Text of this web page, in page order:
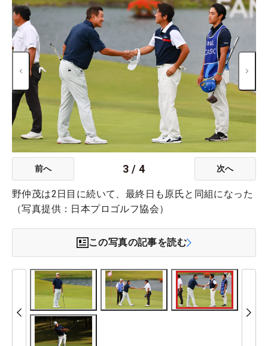
前へ 3 /4 次へ
野仲茂は2日目に続いて、最終日も原氏と同組になった
（写真提供：日本プロゴルフ協会）
この写真の記事を読む